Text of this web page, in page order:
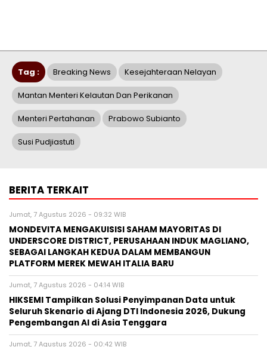
Tag : Breaking News Kesejahteraan Nelayan
Mantan Menteri Kelautan Dan Perikanan
Menteri Pertahanan Prabowo Subianto
Susi Pudjiastuti
BERITA TERKAIT
Jumat, 7 Agustus 2026 - 09:32 WIB
MONDEVITA MENGAKUISISI SAHAM MAYORITAS DI
UNDERSCORE DISTRICT, PERUSAHAAN INDUK MAGLIANO,
SEBAGAI LANGKAH KEDUA DALAM MEMBANGUN
PLATFORM MEREK MEWAH ITALIA BARU
Jumat, 7 Agustus 2026 - 04:14 WIB
HIKSEMI Tampilkan Solusi Penyimpanan Data untuk
Seluruh Skenario di Ajang DTI Indonesia 2026, Dukung
Pengembangan AI di Asia Tenggara
Jumat, 7 Agustus 2026 - 00:42 WIB